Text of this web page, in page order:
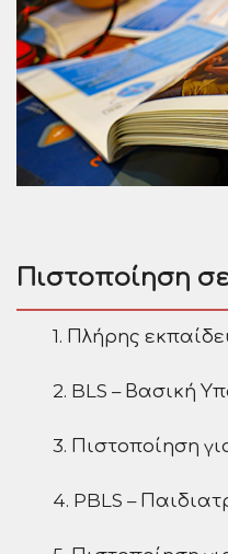
Πιστοποίηση
1. Πλήρης
2. BLS – Βασική
4. PBLS –